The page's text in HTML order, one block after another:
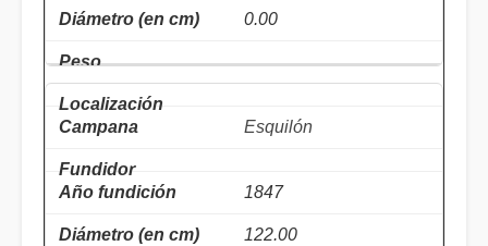
0.00
Esquilón
1847
122.00